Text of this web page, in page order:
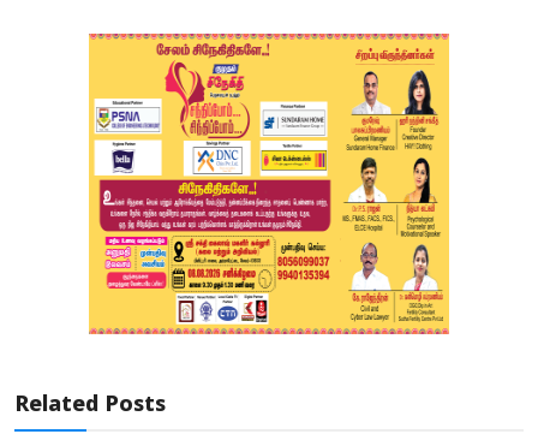
Related Posts